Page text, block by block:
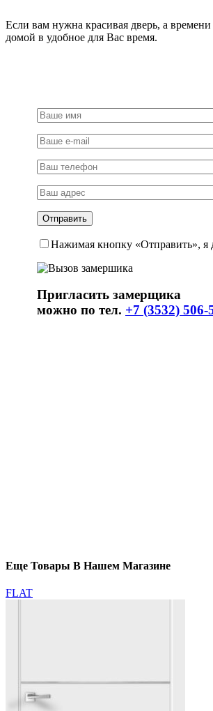
-
мат.хром/
Если вам нужна красивая дверь, а
домой в удобное для Вас время.
Нажимая кнопку «Отправить», я
Пригласить замерщика
можно по тел. +7 (3532) 506-
Еще Товары В Нашем Магазине
FLAT